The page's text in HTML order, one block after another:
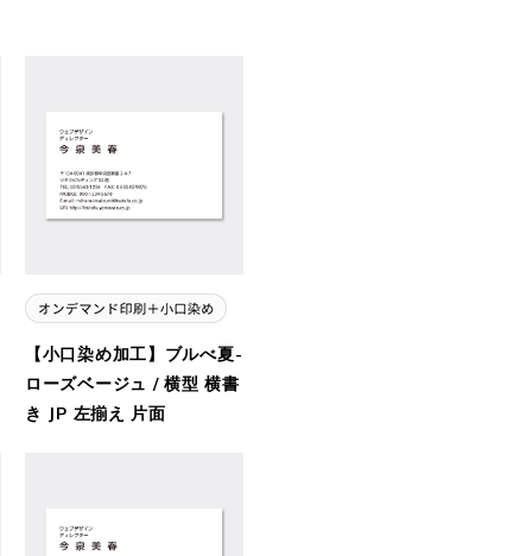
【小口染め加工】ブルべ夏-
ローズベージュ / 横型 横書
き JP 左揃え 片面